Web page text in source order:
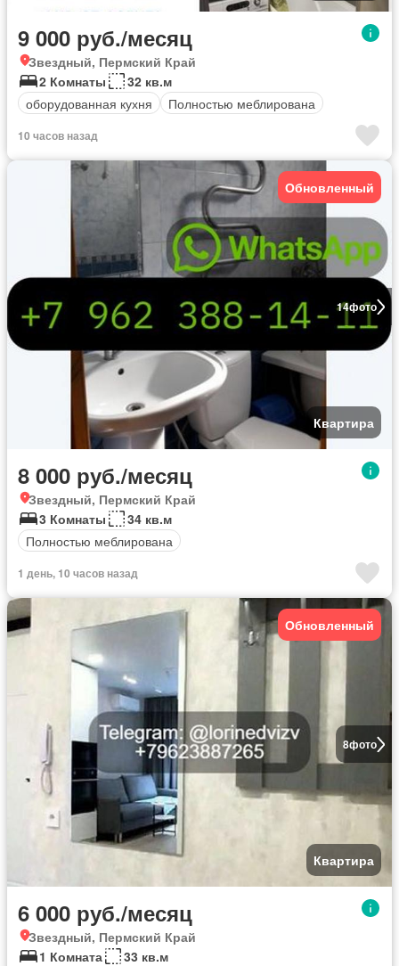
9 000 руб./месяц
Звездный, Пермский Край
2 Комнаты
32 кв.м
оборудованная кухня
Полностью меблирована
10 часов назад
14фото
Обновленный
Квартира
8 000 руб./месяц
Звездный, Пермский Край
3 Комнаты
34 кв.м
Полностью меблирована
1 день, 10 часов назад
8фото
Обновленный
Квартира
6 000 руб./месяц
Звездный, Пермский Край
1 Комната
33 кв.м